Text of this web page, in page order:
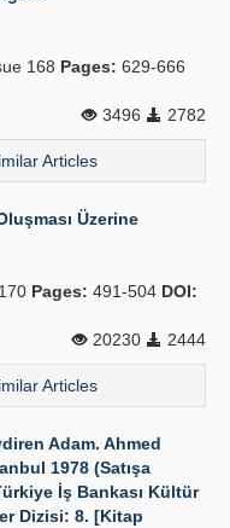
168 Pages: 629-666
3496
2782
Articles
Üzerine
Pages: 491-504 DOI:
20230
2444
Articles
Adam. Ahmed
1978 (Satışa
İş Bankası Kültür
Dizisi: 8. [Kitap